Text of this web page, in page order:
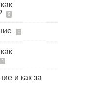
8
2
2
и как за